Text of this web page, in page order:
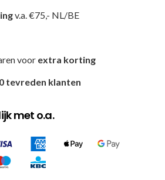
v.a. €75,- NL/BE
voor extra korting
tevreden klanten
met o.a.